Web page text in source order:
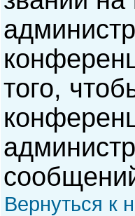
того,
Вернуться к